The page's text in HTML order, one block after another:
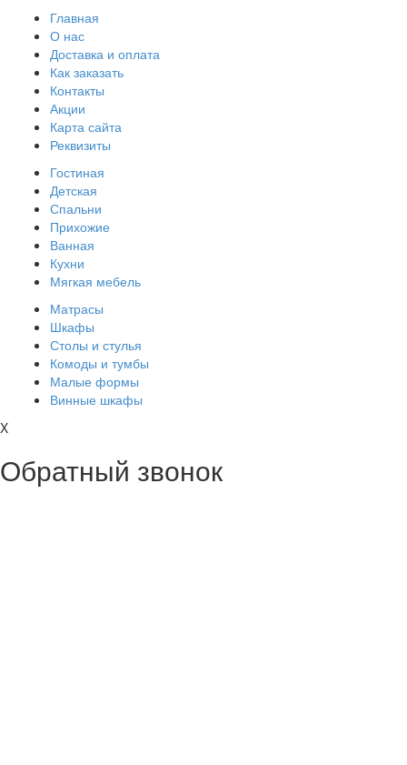
Главная
О нас
Доставка и оплата
Как заказать
Контакты
Акции
Карта сайта
Реквизиты
Гостиная
Детская
Спальни
Прихожие
Ванная
Кухни
Мягкая мебель
Матрасы
Шкафы
Столы и стулья
Комоды и тумбы
Малые формы
Винные шкафы
X
Обратный звонок